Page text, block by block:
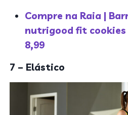
Compre na Raia |
nutrigood fit cookies
8,99
7 – Elástico